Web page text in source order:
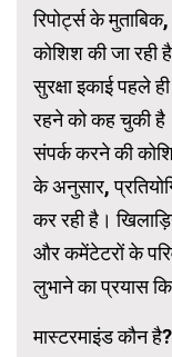
रिपोर्ट्स के
कोशिश की जा रही
सुरक्षा इकाई पहले
रहने को कह चुकी
संपर्क करने की
के अनुसार,
कर रही है।
और कमेंटेटरों के
लुभाने का प्रयास
मास्टरमाइंड कौन है?